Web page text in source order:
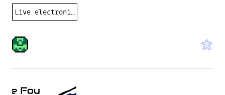
Live electronics, mixed music,...